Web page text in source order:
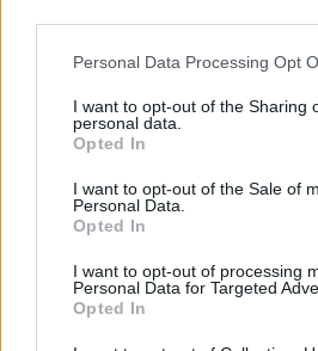
Personal Data Processing Opt
I want to opt-out of the Sharing
personal data.
Opted In
I want to opt-out of the Sale of
Personal Data.
Opted In
I want to opt-out of processing
Personal Data for Targeted
Opted In
vaiko gyvybių išgelbėti nepavyko
Žinios | Lietuvos diena
Savaitės vidurys nusimato
32 laipsnių šilumos
Žinios Orai